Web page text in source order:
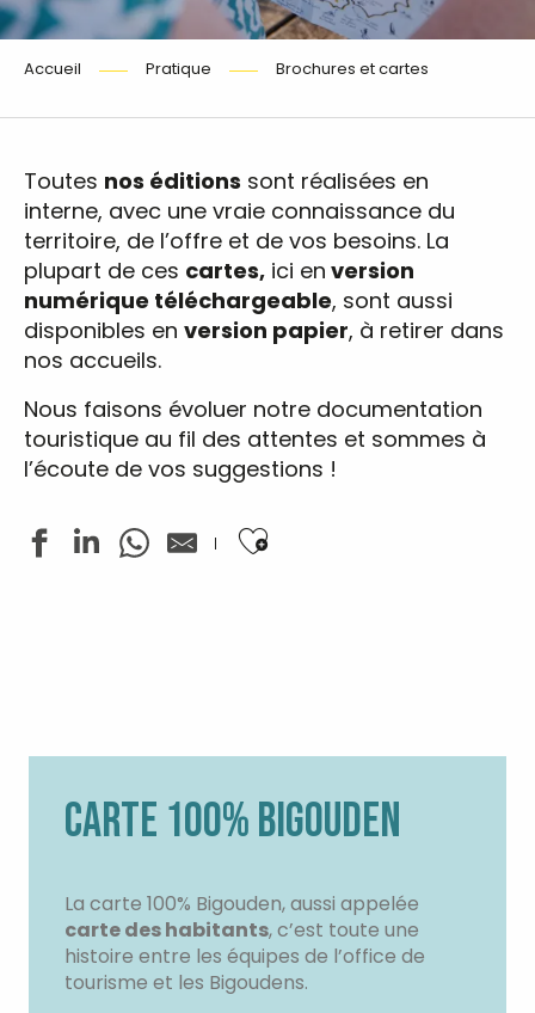
Accueil Pratique Brochures et cartes
Toutes nos éditions sont réalisées en
interne, avec une vraie connaissance du
territoire, de l’offre et de vos besoins. La
plupart de ces cartes, ici en version
numérique téléchargeable, sont aussi
disponibles en version papier, à retirer dans
nos accueils.
Nous faisons évoluer notre documentation
touristique au fil des attentes et sommes à
l’écoute de vos suggestions !
Ajouter aux favoris
CARTE 100% BIGOUDEN
La carte 100% Bigouden, aussi appelée
carte des habitants, c’est toute une
histoire entre les équipes de l’office de
tourisme et les Bigoudens.